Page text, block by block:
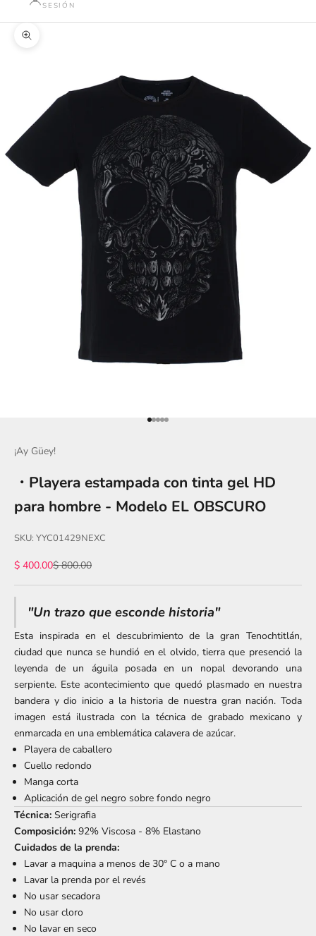
SESIÓN
Zoom
Ir al artículo 1
Ir al artículo 2
Ir al artículo 3
Ir al artículo 4
Ir al artículo 5
¡Ay Güey!
・Playera estampada con tinta gel HD
para hombre - Modelo EL OBSCURO
SKU: YYC01429NEXC
Precio de oferta
$ 400.00Precio normal
$ 800.00
"Un trazo que esconde historia"
Esta inspirada en el descubrimiento de la gran Tenochtitlán,
ciudad que nunca se hundió en el olvido, tierra que presenció la
leyenda de un águila posada en un nopal devorando una
serpiente. Este acontecimiento que quedó plasmado en nuestra
bandera y dio inicio a la historia de nuestra gran nación. Toda
imagen está ilustrada con la técnica de grabado mexicano y
enmarcada en una emblemática calavera de azúcar.
Playera de caballero
Cuello redondo
Manga corta
Aplicación de gel negro sobre fondo negro
Técnica: Serigrafia
Composición: 92% Viscosa - 8% Elastano
Cuidados de la prenda:
Lavar a maquina a menos de 30° C o a mano
Lavar la prenda por el revés
No usar secadora
No usar cloro
No lavar en seco